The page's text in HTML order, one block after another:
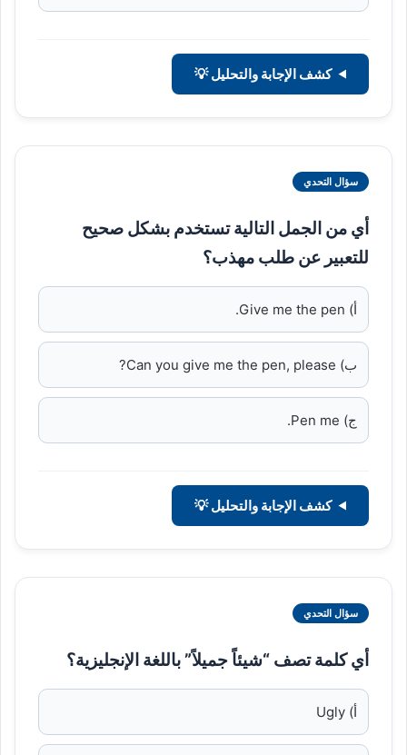
كشف الإجابة والتحليل 💡
سؤال التحدي
أي من الجمل التالية تستخدم بشكل صحيح
للتعبير عن طلب مهذب؟
أ) Give me the pen.
ب) Can you give me the pen, please?
ج) Pen me.
كشف الإجابة والتحليل 💡
سؤال التحدي
أي كلمة تصف “شيئاً جميلاً” باللغة الإنجليزية؟
أ) Ugly